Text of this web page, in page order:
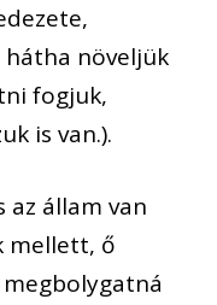
növeljük
fogjuk,
is van.).
az állam van
mellett, ő